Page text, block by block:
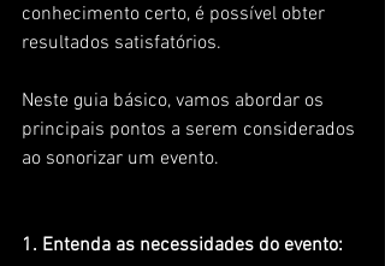
conhecimento certo, é possível obter
resultados satisfatórios.
Neste guia básico, vamos abordar os
principais pontos a serem considerados
ao sonorizar um evento.
1. Entenda as necessidades do evento: